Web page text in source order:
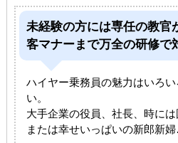
未経験の方には専任の教官
客マナーまで万全の研修で
ハイヤー乗務員の魅力はいろ
い。
大手企業の役員、社長、時には
または幸せいっぱいの新郎新婦